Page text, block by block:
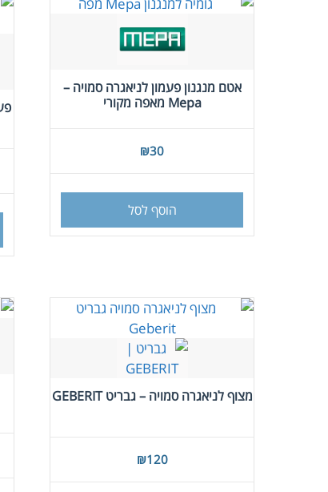
אטם מנגנון פעמון לניאגרה סמויה –
Mepa מאפה מקורי
₪30
הוסף לסל
מצוף לניאגרה סמויה – גבריט GEBERIT
₪120